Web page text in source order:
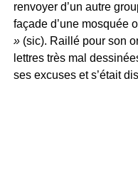
renvoyer d’un autre
façade d’une mosquée
»(sic). Raillé pour son
lettres très mal
ses excuses et s’était